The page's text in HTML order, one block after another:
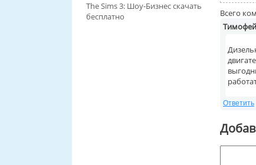
Всего
Ответить
The Sims 3: Шоу-Бизнес скачать
бесплатно